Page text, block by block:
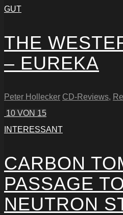
GUT
THE
– EUREKA
Peter Hollecker CD-Reviews,
10 VON 15
INTERESSANT
CARBON
PASSAGE
NEUTRON